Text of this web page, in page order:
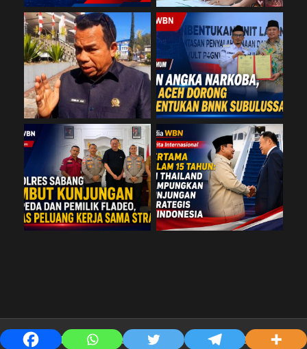
Copyright © PT. Media Warisan Budaya Nusantara @2019-2025 By n'dra